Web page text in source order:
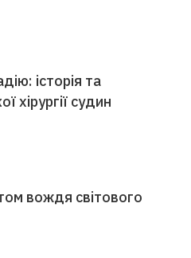
історія та
хірургії судин
вождя світового